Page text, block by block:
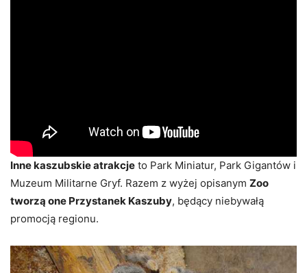
Inne kaszubskie atrakcje to Park Miniatur, Park Gigantów i
Muzeum Militarne Gryf. Razem z wyżej opisanym Zoo
tworzą one Przystanek Kaszuby, będący niebywałą
promocją regionu.